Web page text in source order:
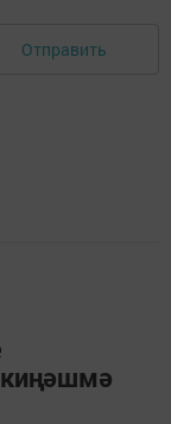
Отправить